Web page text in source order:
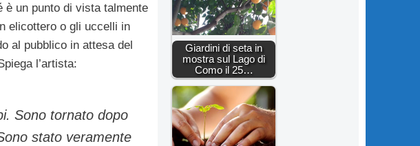
un punto di vista talmente
elicottero o gli uccelli in
al pubblico in attesa del
l’artista:
Sono tornato dopo
stato veramente
Giardini di seta in
mostra sul Lago di
Como il 25…